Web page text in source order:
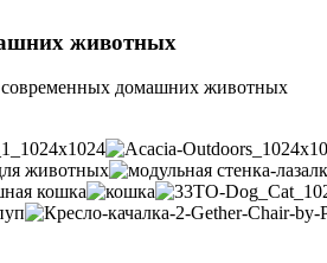
животных
домашних животных